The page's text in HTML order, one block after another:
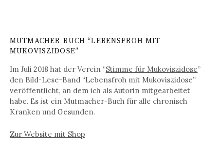
MUTMACHER-BUCH “LEBENSFROH MIT
MUKOVISZIDOSE”
Im Juli 2018 hat der Verein “Stimme für Mukoviszidose”
den Bild-Lese-Band “Lebensfroh mit Mukoviszidose”
veröffentlicht, an dem ich als Autorin mitgearbeitet
habe. Es ist ein Mutmacher-Buch für alle chronisch
Kranken und Gesunden.
Zur Website mit Shop